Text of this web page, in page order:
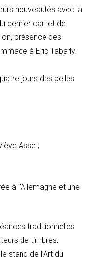
nouveautés avec la
dernier carnet de
présence des
à Eric Tabarly.
jours des belles
Asse ;
à l’Allemagne et une
traditionnelles
de timbres,
stand de l’Art du